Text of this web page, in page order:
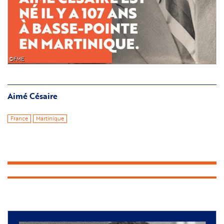
©FME
Aimé Césaire
France Martinique